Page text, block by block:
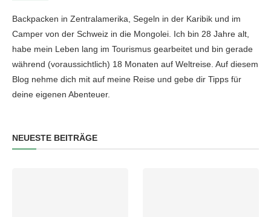
Backpacken in Zentralamerika, Segeln in der Karibik und im
Camper von der Schweiz in die Mongolei. Ich bin 28 Jahre alt,
habe mein Leben lang im Tourismus gearbeitet und bin gerade
während (voraussichtlich) 18 Monaten auf Weltreise. Auf diesem
Blog nehme dich mit auf meine Reise und gebe dir Tipps für
deine eigenen Abenteuer.
NEUESTE BEITRÄGE